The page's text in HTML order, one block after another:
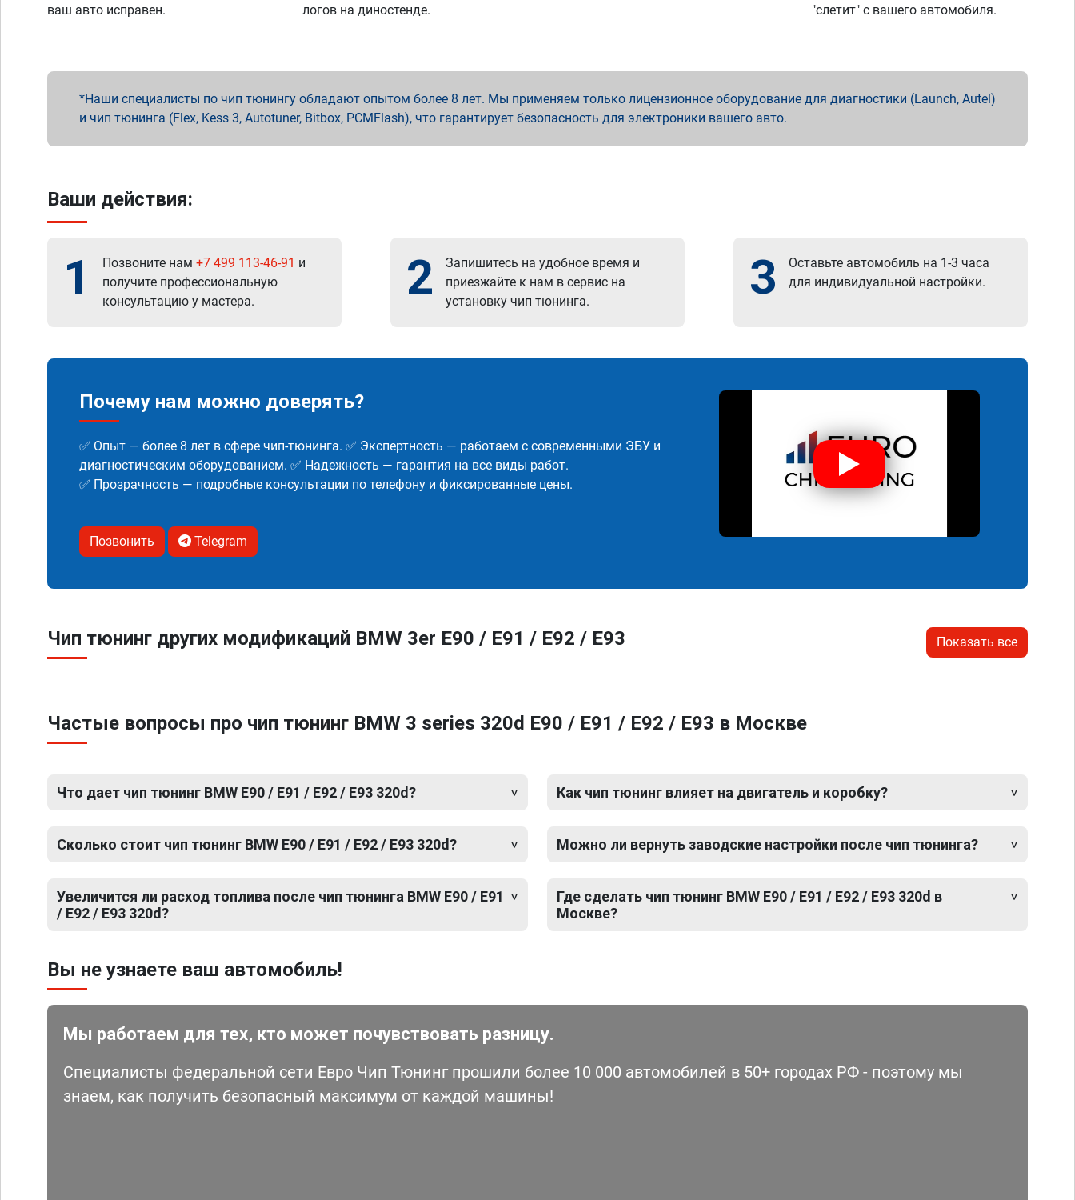
ваш авто исправен.
логов на диностенде.
"слетит" с вашего автомобиля.
Наши специалисты по чип тюнингу обладают опытом более 8 лет. Мы применяем только лицензионное оборудование для диагностики (Launch, Autel)
и чип тюнинга (Flex, Kess 3, Autotuner, Bitbox, PCMFlash), что гарантирует безопасность для электроники вашего авто.
Ваши действия:
1 Позвоните нам +7 499 113-46-91 и
получите профессиональную
консультацию у мастера.
2
Запишитесь на удобное время и
приезжайте к нам в сервис на
установку чип тюнинга.
3
Оставьте автомобиль на 1-3 часа
для индивидуальной настройки.
Почему нам можно доверять?
✅ Опыт — более 8 лет в сфере чип-тюнинга. ✅ Экспертность — работаем с современными ЭБУ и
диагностическим оборудованием. ✅ Надежность — гарантия на все виды работ.
✅ Прозрачность — подробные консультации по телефону и фиксированные цены.
Позвонить Telegram
Чип тюнинг других модификаций BMW 3er E90 / E91 / E92 / E93 Показать все
Частые вопросы про чип тюнинг BMW 3 series 320d E90 / E91 / E92 / E93 в Москве
Что дает чип тюнинг BMW E90 / E91 / E92 / E93 320d?
Сколько стоит чип тюнинг BMW E90 / E91 / E92 / E93 320d?
Увеличится ли расход топлива после чип тюнинга BMW E90 / E91
/ E92 / E93 320d?
Как чип тюнинг влияет на двигатель и коробку?
Можно ли вернуть заводские настройки после чип тюнинга?
Где сделать чип тюнинг BMW E90 / E91 / E92 / E93 320d в
Москве?
Вы не узнаете ваш автомобиль!
Мы работаем для тех, кто может почувствовать разницу.
Специалисты федеральной сети Евро Чип Тюнинг прошили более 10 000 автомобилей в 50+ городах РФ - поэтому мы
знаем, как получить безопасный максимум от каждой машины!